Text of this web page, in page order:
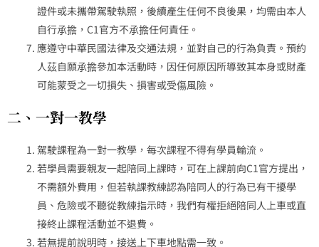
證件或未攜帶駕駛執照，後續產生任何不良後果，均需由本人
自行承擔，C1官方不承擔任何責任。
應遵守中華民國法律及交通法規，並對自己的行為負責。預約
人茲自願承擔參加本活動時，因任何原因所導致其本身或財產
可能蒙受之一切損失、損害或受傷風險。
二、一對一教學
駕駛課程為一對一教學，每次課程不得有學員輪流。
若學員需要親友一起陪同上課時，可在上課前向C1官方提出，
不需額外費用，但若執課教練認為陪同人的行為已有干擾學
員、危險或不聽從教練指示時，我們有權拒絕陪同人上車或直
接終止課程活動並不退費。
若無提前說明時，接送上下車地點需一致。